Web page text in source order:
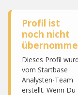
Profil ist
noch nicht
Dieses Profil
vom Startbase
Analysten-Team
erstellt. Wenn Du